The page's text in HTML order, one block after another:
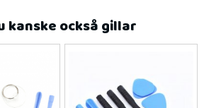
kanske också gillar